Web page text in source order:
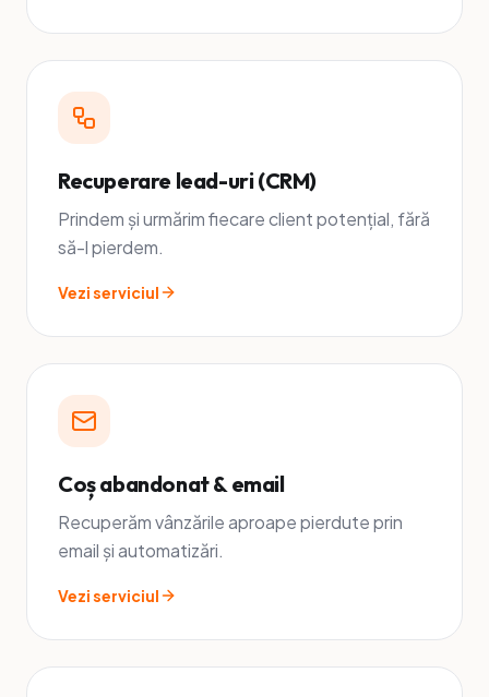
Recuperare lead-uri (CRM)
Prindem și urmărim fiecare client potențial, fără
să-l pierdem.
Vezi serviciul
Coș abandonat & email
Recuperăm vânzările aproape pierdute prin
email și automatizări.
Vezi serviciul